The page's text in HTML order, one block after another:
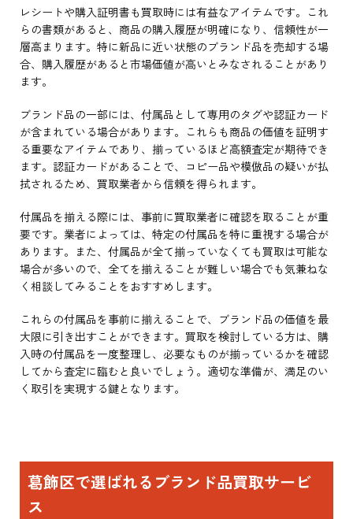
レシートや購入証明書も買取時には有益なアイテムです。これ
らの書類があると、商品の購入履歴が明確になり、信頼性が一
層高まります。特に新品に近い状態のブランド品を売却する場
合、購入履歴があると市場価値が高いとみなされることがあり
ます。
ブランド品の一部には、付属品として専用のタグや認証カード
が含まれている場合があります。これらも商品の価値を証明す
る重要なアイテムであり、揃っているほど高額査定が期待でき
ます。認証カードがあることで、コピー品や模倣品の疑いが払
拭されるため、買取業者から信頼を得られます。
付属品を揃える際には、事前に買取業者に確認を取ることが重
要です。業者によっては、特定の付属品を特に重視する場合が
あります。また、付属品が全て揃っていなくても買取は可能な
場合が多いので、全てを揃えることが難しい場合でも気兼ねな
く相談してみることをおすすめします。
これらの付属品を事前に揃えることで、ブランド品の価値を最
大限に引き出すことができます。買取を検討している方は、購
入時の付属品を一度整理し、必要なものが揃っているかを確認
してから査定に臨むと良いでしょう。適切な準備が、満足のい
く取引を実現する鍵となります。
葛飾区で選ばれるブランド品買取サービ
ス